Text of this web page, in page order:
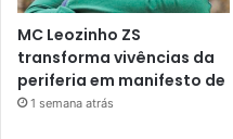
MC Leozinho ZS
transforma vivências da
periferia em manifesto de
1 semana atrás